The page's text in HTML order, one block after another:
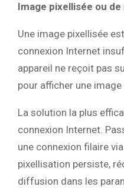
Image pixellisée ou
Une image pixellisée
connexion Internet
appareil ne reçoit pas
pour afficher une
La solution la plus
connexion Internet.
une connexion filaire
pixellisation persiste,
diffusion dans les